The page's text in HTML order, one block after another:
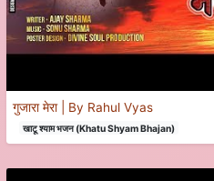
गुजारा मेरा | By Rahul Vyas
खाटू श्याम भजन (Khatu Shyam Bhajan)